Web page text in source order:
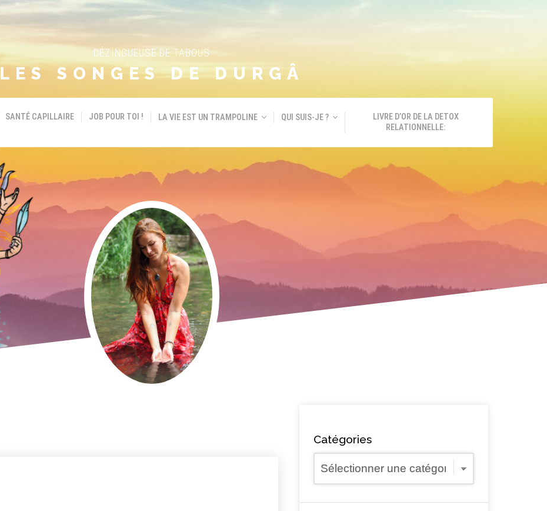
DÉZINGUEUSE DE TABOUS
LES SONGES DE DURGÂ
SANTÉ CAPILLAIRE JOB POUR TOI ! LA VIE EST UN TRAMPOLINE QUI SUIS-JE ?
LIVRE D’OR DE LA DETOX
RELATIONNELLE:
Catégories